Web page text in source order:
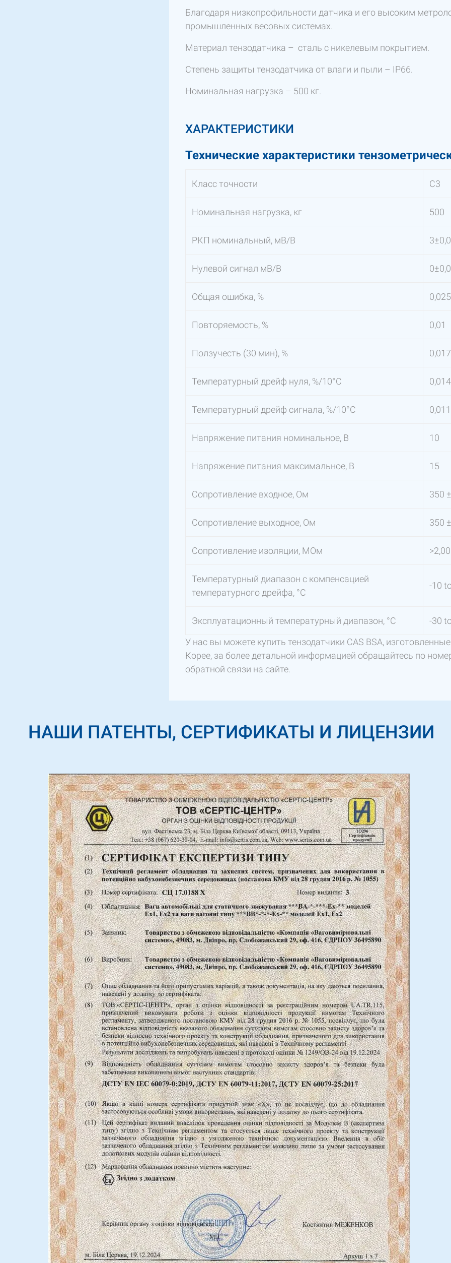
Благодаря низкопрофильности датчика и его высоким
промышленных весовых системах.
Материал тензодатчика – сталь с никелевым покрытием.
Степень защиты тензодатчика от влаги и пыли – IP66.
Номинальная нагрузка – 500 кг.
ХАРАКТЕРИСТИКИ
Технические характеристики
Класс точности С3
Номинальная нагрузка, кг 500
РКП номинальный, мВ/В
Нулевой сигнал мВ/В
Общая ошибка, % 0,025
Повторяемость, % 0,01
Ползучесть (30 мин), % 0,017
Температурный дрейф нуля, %/10°C 0,014
Температурный дрейф сигнала, %/10°C 0,011
Напряжение питания номинальное, В 10
Напряжение питания максимальное, В 15
Сопротивление входное, Ом 350
Сопротивление выходное, Ом 350
Сопротивление изоляции, МОм
Температурный диапазон с компенсацией
температурного дрейфа, °C
-10
Эксплуатационный температурный диапазон, °C
-30
У нас вы можете купить тензодатчики CAS BSA,
Корее, за более детальной информацией обращайтесь по
обратной связи на сайте.
НАШИ ПАТЕНТЫ, СЕРТИФИКАТЫ И ЛИЦЕНЗИИ